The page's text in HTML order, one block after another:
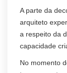
A parte da
arquiteto
a respeito da
capacidade
No momento